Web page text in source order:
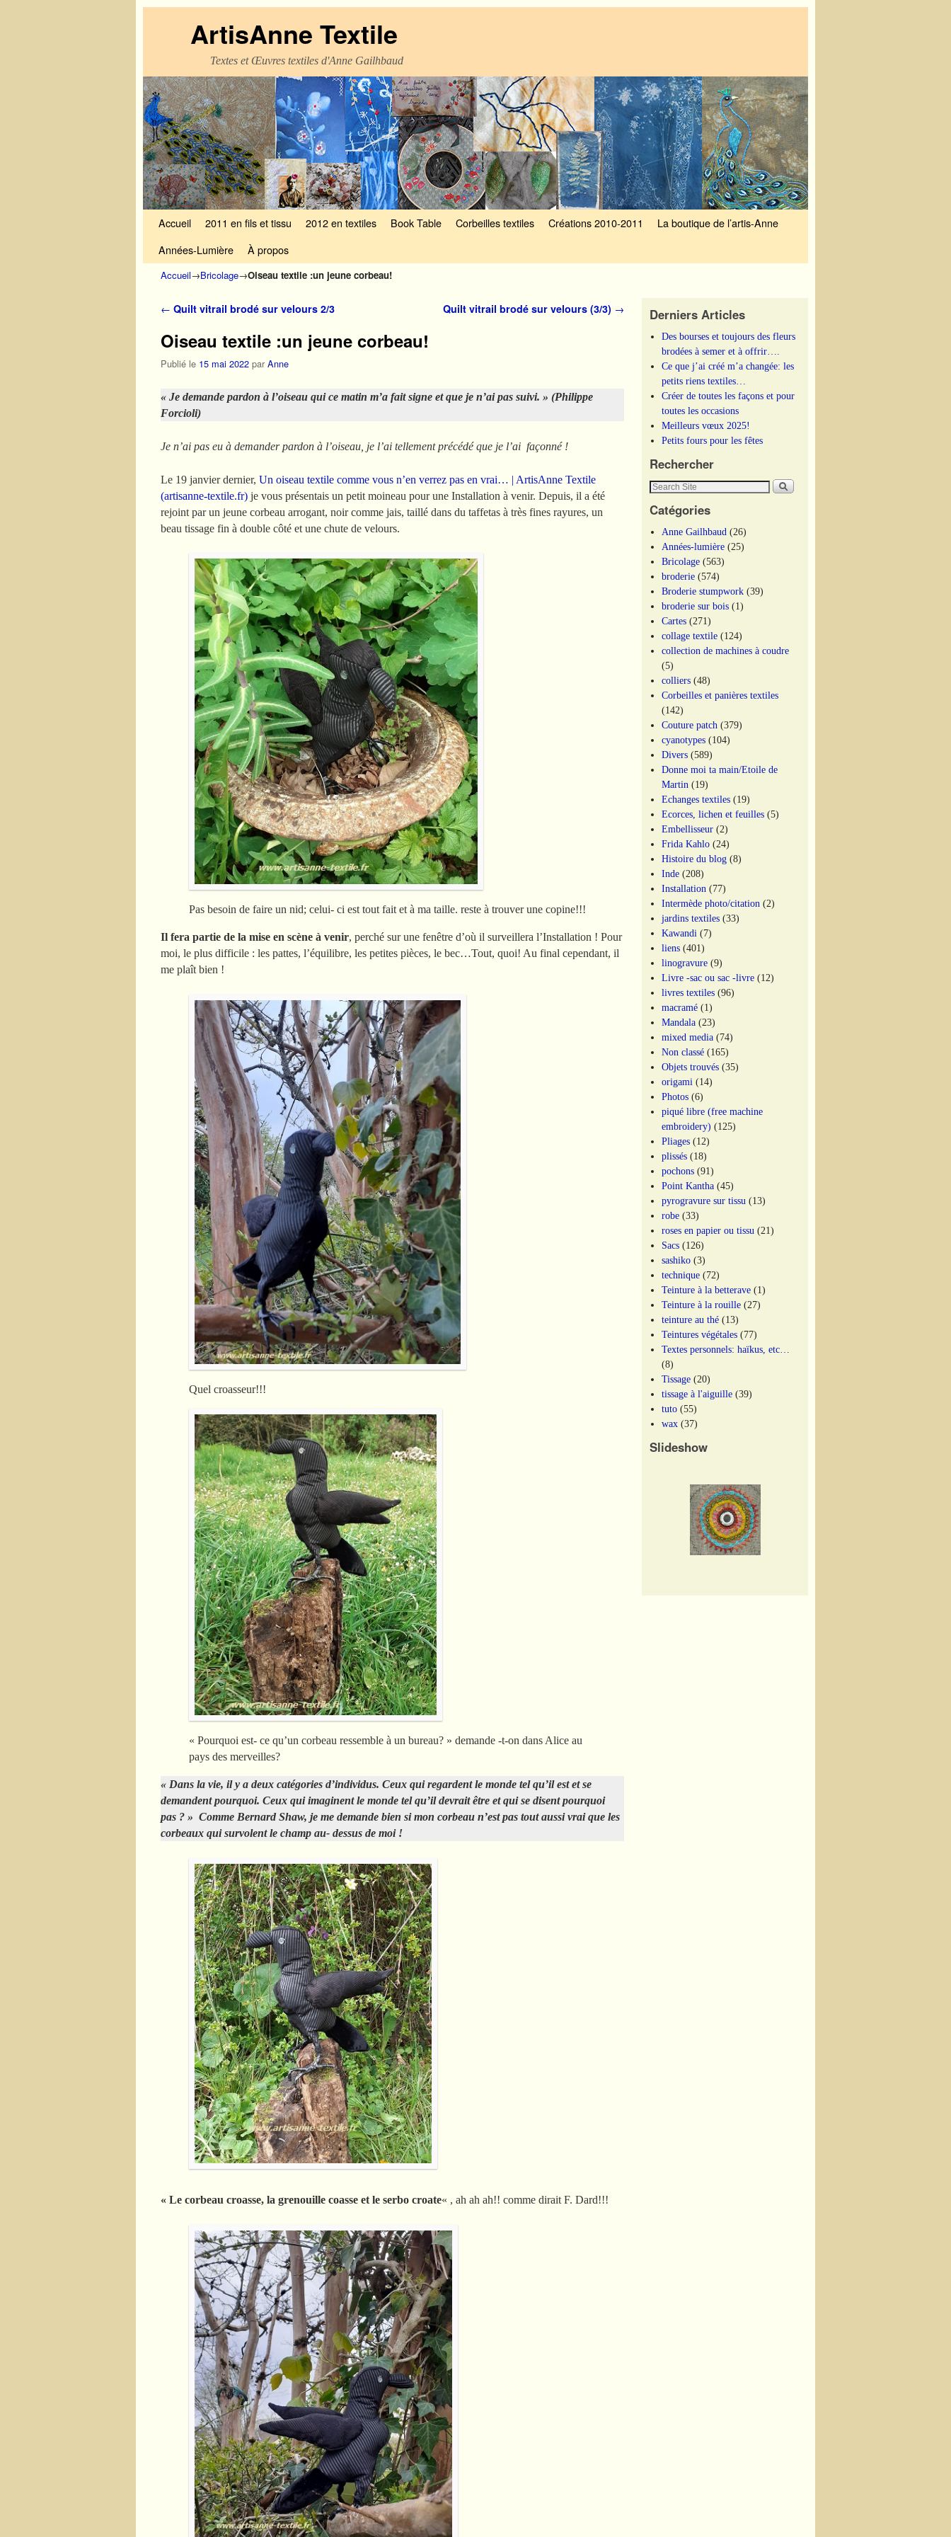
ArtisAnne Textile
Textes et Œuvres textiles d'Anne Gailhbaud
Accueil 2011 en fils et tissu 2012 en textiles Book Table Corbeilles textiles Créations 2010-2011
La boutique de l’artis-Anne
Années-Lumière
À propos
Accueil→Bricolage→Oiseau textile :un jeune corbeau!
Navigation des articles
← Quilt vitrail brodé sur velours 2/3 Quilt vitrail brodé sur velours (3/3) →
Oiseau textile :un jeune corbeau!
Publié le 15 mai 2022 par Anne
« Je demande pardon à l’oiseau qui ce matin m’a fait signe et que je n’ai pas suivi. » (Philippe
Forcioli)
Je n’ai pas eu à demander pardon à l’oiseau, je l’ai tellement précédé que je l’ai façonné !
Le 19 janvier dernier, Un oiseau textile comme vous n’en verrez pas en vrai… | ArtisAnne Textile
(artisanne-textile.fr) je vous présentais un petit moineau pour une Installation à venir. Depuis, il a été
rejoint par un jeune corbeau arrogant, noir comme jais, taillé dans du taffetas à très fines rayures, un
beau tissage fin à double côté et une chute de velours.
Pas besoin de faire un nid; celui- ci est tout fait et à ma taille. reste à trouver une copine!!!
Il fera partie de la mise en scène à venir, perché sur une fenêtre d’où il surveillera l’Installation ! Pour
moi, le plus difficile : les pattes, l’équilibre, les petites pièces, le bec…Tout, quoi! Au final cependant, il
me plaît bien !
Quel croasseur!!!
« Pourquoi est- ce qu’un corbeau ressemble à un bureau? » demande -t-on dans Alice au
pays des merveilles?
« Dans la vie, il y a deux catégories d’individus. Ceux qui regardent le monde tel qu’il est et se
demandent pourquoi. Ceux qui imaginent le monde tel qu’il devrait être et qui se disent pourquoi
pas ? » Comme Bernard Shaw, je me demande bien si mon corbeau n’est pas tout aussi vrai que les
corbeaux qui survolent le champ au- dessus de moi !
« Le corbeau croasse, la grenouille coasse et le serbo croate« , ah ah ah!! comme dirait F. Dard!!!
Derniers Articles
Des bourses et toujours des fleurs
brodées à semer et à offrir….
Ce que j’ai créé m’a changée: les
petits riens textiles…
Créer de toutes les façons et pour
toutes les occasions
Meilleurs vœux 2025!
Petits fours pour les fêtes
Rechercher
Catégories
Anne Gailhbaud (26)
Années-lumière (25)
Bricolage (563)
broderie (574)
Broderie stumpwork (39)
broderie sur bois (1)
Cartes (271)
collage textile (124)
collection de machines à coudre
(5)
colliers (48)
Corbeilles et panières textiles
(142)
Couture patch (379)
cyanotypes (104)
Divers (589)
Donne moi ta main/Etoile de
Martin (19)
Echanges textiles (19)
Ecorces, lichen et feuilles (5)
Embellisseur (2)
Frida Kahlo (24)
Histoire du blog (8)
Inde (208)
Installation (77)
Intermède photo/citation (2)
jardins textiles (33)
Kawandi (7)
liens (401)
linogravure (9)
Livre -sac ou sac -livre (12)
livres textiles (96)
macramé (1)
Mandala (23)
mixed media (74)
Non classé (165)
Objets trouvés (35)
origami (14)
Photos (6)
piqué libre (free machine
embroidery) (125)
Pliages (12)
plissés (18)
pochons (91)
Point Kantha (45)
pyrogravure sur tissu (13)
robe (33)
roses en papier ou tissu (21)
Sacs (126)
sashiko (3)
technique (72)
Teinture à la betterave (1)
Teinture à la rouille (27)
teinture au thé (13)
Teintures végétales (77)
Textes personnels: haïkus, etc…
(8)
Tissage (20)
tissage à l'aiguille (39)
tuto (55)
wax (37)
Slideshow